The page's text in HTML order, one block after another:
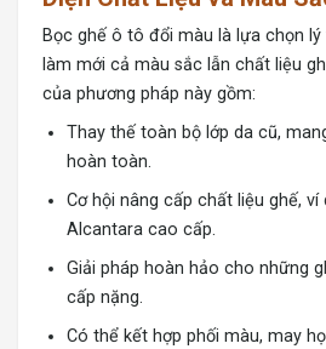
Bọc ghế ô tô đổi màu là lựa chọn
làm mới cả màu sắc lẫn chất liệu
của phương pháp này gồm:
Thay thế toàn bộ lớp da cũ,
hoàn toàn.
Cơ hội nâng cấp chất liệu ghế, ví
Alcantara cao cấp.
Giải pháp hoàn hảo cho những
cấp nặng.
Có thể kết hợp phối màu, may